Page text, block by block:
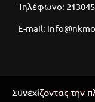
ΣΙΑΓΩΝΕΣ
ΣΙΑΓΩΝΕΣ
Τηλέφωνο:
E-mail:
©2025
Συνεχίζοντας την